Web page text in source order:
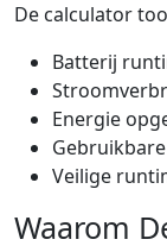
De calculator
Batterij
Energie
Veilige
Waarom